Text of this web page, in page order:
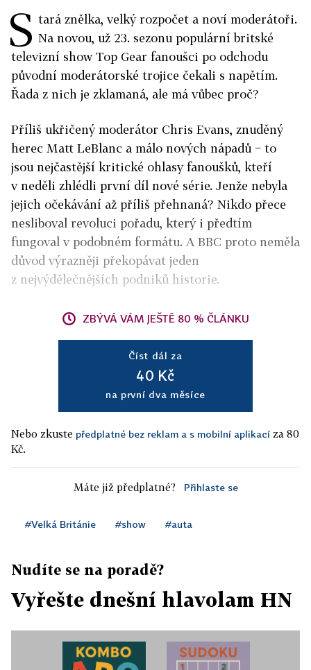
S tará znělka, velký rozpočet a noví moderátoři.
Na novou, už 23. sezonu populární britské
televizní show Top Gear fanoušci po odchodu
původní moderátorské trojice čekali s napětím.
Řada z nich je zklamaná, ale má vůbec proč?
Příliš ukřičený moderátor Chris Evans, znuděný
herec Matt LeBlanc a málo nových nápadů − to
jsou nejčastější kritické ohlasy fanoušků, kteří
v neděli zhlédli první díl nové série. Jenže nebyla
jejich očekávání až příliš přehnaná? Nikdo přece
nesliboval revoluci pořadu, který i předtím
fungoval v podobném formátu. A BBC proto neměla
důvod výrazněji překopávat jeden
z nejvýdělečnějších podniků historie.
ZBÝVÁ VÁM JEŠTĚ 80 % ČLÁNKU
Číst dál za
40 Kč
na první dva měsíce
Nebo zkuste předplatné bez reklam a s mobilní aplikací za 80
Kč.
Máte již předplatné? Přihlaste se
#Velká Británie #show #auta
Nudíte se na poradě?
Vyřešte dnešní hlavolam HN